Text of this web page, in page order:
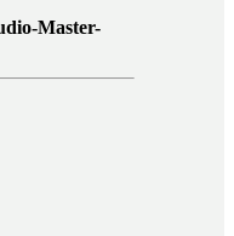
Master-